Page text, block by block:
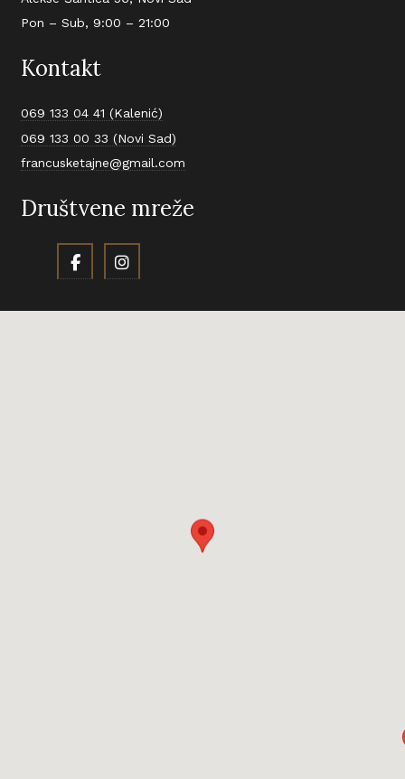
Pon – Sub, 9:00 – 21:00
Kontakt
069 133 04 41 (Kalenić)
069 133 00 33 (Novi Sad)
francusketajne@gmail.com
Društvene mreže